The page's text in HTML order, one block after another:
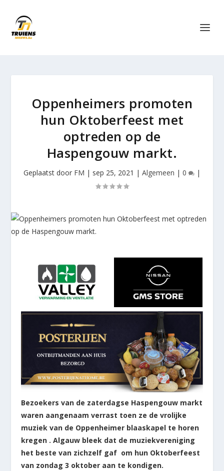
Oppenheimers promoten
hun Oktoberfeest met
optreden op de
Haspengouw markt.
Geplaatst door FM | sep 25, 2021 | Algemeen | 0 |
Bezoekers van de zaterdagse Haspengouw markt
waren aangenaam verrast toen ze de vrolijke
muziek van de Oppenheimer blaaskapel te horen
kregen . Algauw bleek dat de muziekvereniging
het beste van zichzelf gaf om hun Oktoberfeest
van zondag 3 oktober aan te kondigen.